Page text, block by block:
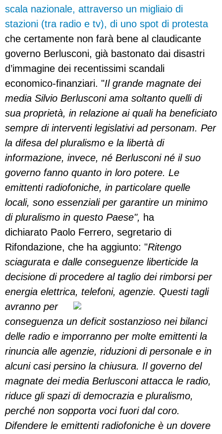
scala nazionale, attraverso un migliaio di
stazioni (tra radio e tv), di uno spot di protesta
che certamente non farà bene al claudicante
governo Berlusconi, già bastonato dai disastri
d’immagine dei recentissimi scandali
economico-finanziari. "Il grande magnate dei
media Silvio Berlusconi ama soltanto quelli di
sua proprietà, in relazione ai quali ha beneficiato
sempre di interventi legislativi ad personam. Per
la difesa del pluralismo e la libertà di
informazione, invece, né Berlusconi né il suo
governo fanno quanto in loro potere. Le
emittenti radiofoniche, in particolare quelle
locali, sono essenziali per garantire un minimo
di pluralismo in questo Paese", ha
dichiarato Paolo Ferrero, segretario di
Rifondazione, che ha aggiunto: "Ritengo
sciagurata e dalle conseguenze liberticide la
decisione di procedere al taglio dei rimborsi per
energia elettrica, telefoni, agenzie. Questi tagli
avranno per
conseguenza un deficit sostanzioso nei bilanci
delle radio e imporranno per molte emittenti la
rinuncia alle agenzie, riduzioni di personale e in
alcuni casi persino la chiusura. Il governo del
magnate dei media Berlusconi attacca le radio,
riduce gli spazi di democrazia e pluralismo,
perché non sopporta voci fuori dal coro.
Difendere le emittenti radiofoniche è un dovere